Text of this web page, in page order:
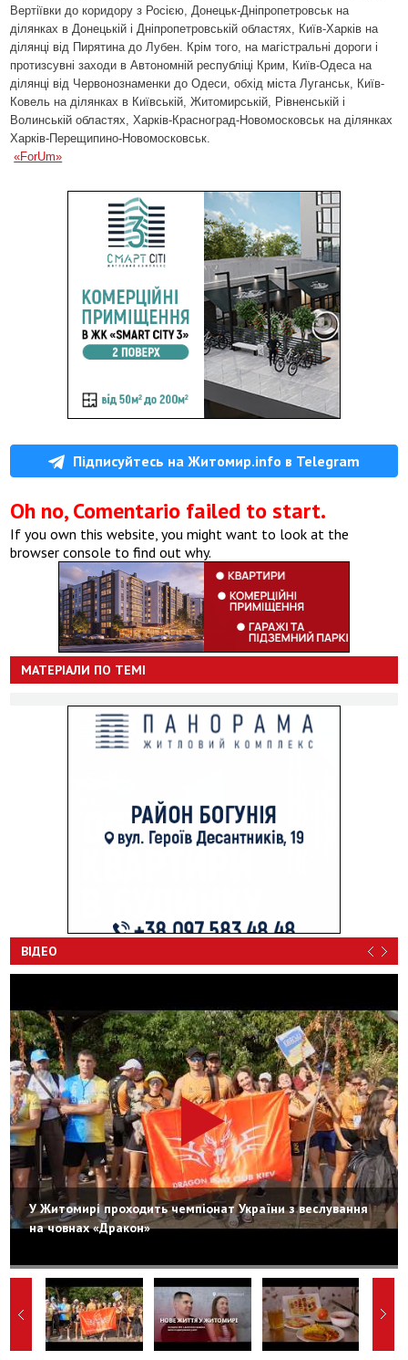
Вертіївки до коридору з Росією, Донецьк-Дніпропетровськ на
ділянках в Донецькій і Дніпропетровській областях, Київ-Харків на
ділянці від Пирятина до Лубен. Крім того, на магістральні дороги і
протизсувні заходи в Автономній республіці Крим, Київ-Одеса на
ділянці від Червонознаменки до Одеси, обхід міста Луганськ, Київ-
Ковель на ділянках в Київській, Житомирській, Рівненській і
Волинській областях, Харків-Красноград-Новомосковськ на ділянках
Харків-Перещипино-Новомосковськ.
«ForUm»
Підписуйтесь на Житомир.info в Telegram
Oh no, Comentario failed to start.
If you own this website, you might want to look at the
browser console to find out why.
МАТЕРІАЛИ ПО ТЕМІ
ВІДЕО
У Житомирі проходить чемпіонат України з веслування
на човнах «Дракон»